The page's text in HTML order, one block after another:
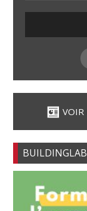
VOIR